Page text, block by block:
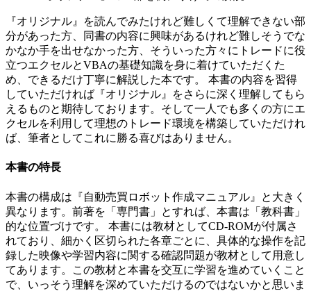
『オリジナル』を読んでみたけれど難しくて理解できない部
分があった方、同書の内容に興味があるけれど難しそうでな
かなか手を出せなかった方、そういった方々にトレードに役
立つエクセルとVBAの基礎知識を身に着けていただくた
め、できるだけ丁寧に解説した本です。 本書の内容を習得
していただければ『オリジナル』をさらに深く理解してもら
えるものと期待しております。そして一人でも多くの方にエ
クセルを利用して理想のトレード環境を構築していただけれ
ば、筆者としてこれに勝る喜びはありません。
本書の特長
本書の構成は『自動売買ロボット作成マニュアル』と大きく
異なります。前著を「専門書」とすれば、本書は「教科書」
的な位置づけです。 本書には教材としてCD-ROMが付属さ
れており、細かく区切られた各章ごとに、具体的な操作を記
録した映像や学習内容に関する確認問題が教材として用意し
てあります。この教材と本書を交互に学習を進めていくこと
で、いっそう理解を深めていただけるのではないかと思いま